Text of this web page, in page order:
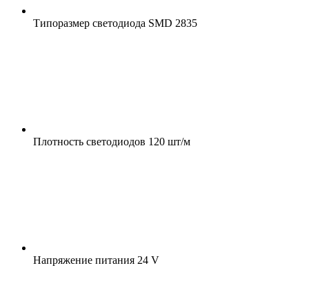
Типоразмер светодиода SMD 2835
Плотность светодиодов 120 шт/м
Напряжение питания 24 V